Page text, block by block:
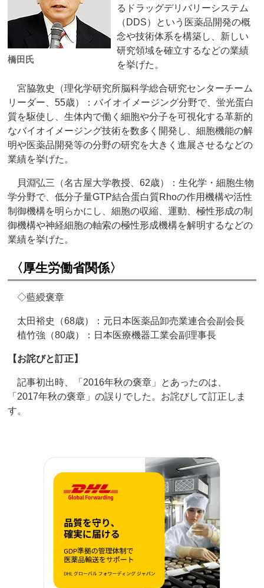
橋田氏
るドラッグデリバリーシステム
（DDS）という医薬品開発の概
念や技術体系を構築し、新しい
研究領域を確立するなどの業績
を挙げた。
宮脇敦史（理化学研究所脳科学総合研究センターチーム
リーダー、55歳）：バイオイメージング分野で、蛍光蛋白
質を駆使し、生体内で働く細胞や分子を可視化する革新的
なバイオイメージング技術を数多く開発し、細胞機能の解
明や医薬品開発等の分野の研究を大きく進展させるなどの
業績を挙げた。
貝淵弘三（名古屋大学教授、62歳）：生化学・細胞生物
学分野で、低分子量GTP結合蛋白質Rhoの作用機構や活性
制御機構を明らかにし、細胞の収縮、運動、極性形成の制
御機構や神経細胞の軸索の極性形成機構を解明するなどの
業績を挙げた。
〈厚生労働省関係〉
◇藍綬褒章
太田裕史（68歳）：元日本医薬品卸売業連合会副会長
植竹強（80歳）：日本医療機器工業会副理事長
【お詫びと訂正】
記事初出時、「2016年秋の褒章」とあったのは、
「2017年秋の褒章」の誤りでした。お詫びして訂正しま
す。